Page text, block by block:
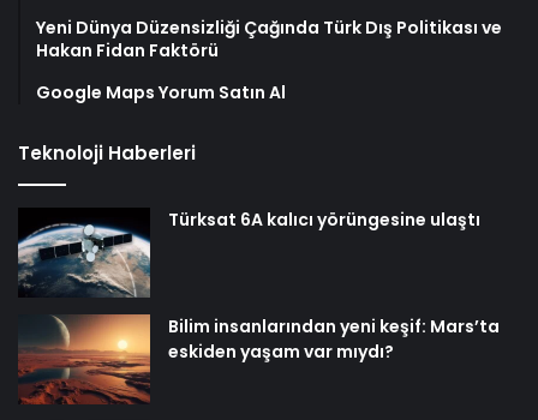
Yeni Dünya Düzensizliği Çağında Türk Dış Politikası ve
Hakan Fidan Faktörü
Google Maps Yorum Satın Al
Teknoloji Haberleri
Türksat 6A kalıcı yörüngesine ulaştı
Bilim insanlarından yeni keşif: Mars’ta
eskiden yaşam var mıydı?